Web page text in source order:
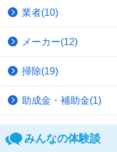
業者(10)
メーカー(12)
掃除(19)
助成金・補助金(1)
みんなの体験談